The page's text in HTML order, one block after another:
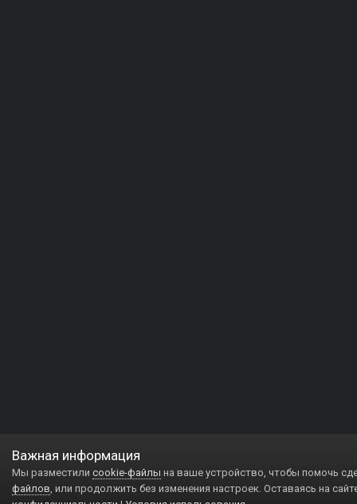
Важная информация
Мы разместили cookie-файлы на ваше устройство, чтобы помочь
файлов, или продолжить без изменения настроек. Оставаясь на